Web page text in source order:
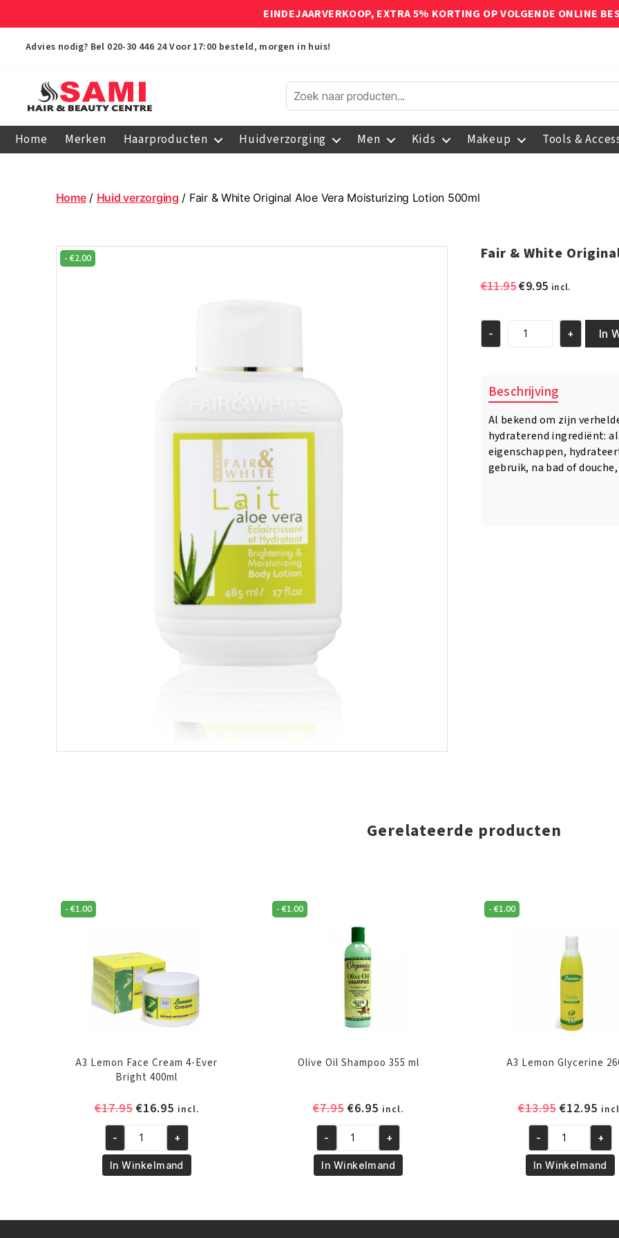
EINDEJAARVERKOOP, EXTRA 5% KORTING OP VOLGENDE ONLINE
Advies nodig? Bel 020-30 446 24 Voor 17:00 besteld, morgen in huis!
Hair
Centre
Home Merken Haarproducten Huidverzorging Men Kids Makeup Tools &
Home/ Huid verzorging / Fair & White Original Aloe Vera Moisturizing Lotion 500ml
- €2.00 Fair & White
€11.95Oorspronkelijke
€11.95.
€9.95Huidige
€9.95.
incl.
Fair
Aloe
Moisturizing
Lotion
500ml
aantal
- + In
Beschrijving
Al bekend om zijn
hydraterend ingrediënt:
eigenschappen,
gebruik, na bad of
Gerelateerde producten
- €1.00
A3 Lemon Face Cream 4-Ever
Bright 400ml
€17.95 Oorspronkelijke
was:
€17.95.
€16.95Huidige
prijs
is:
€16.95.
incl.
A3
Lemon
Face
- +
In Winkelmand
-€1.00
Olive Oil Shampoo 355 ml
€7.95Oorspronkelijke
was:
€7.95.
€6.95 Huidige
prijs
is:
€6.95.
incl.
Olive
Oil
Shampoo
- +
In Winkelmand
- €1.00
A3 Lemon Glycerine
€13.95
was:
€13.95.
€12.95
prijs
is:
A3
Lemon
Glycerine
- +
In Winkelmand